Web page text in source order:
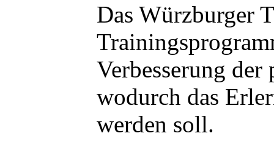
Das Würzburger
Verbesserung
wodurch das
werden soll.